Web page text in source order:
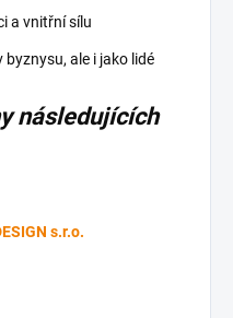
a vnitřní sílu
byznysu, ale i jako lidé
následujících
s.r.o.